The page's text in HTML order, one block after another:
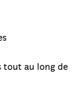
tout au long de